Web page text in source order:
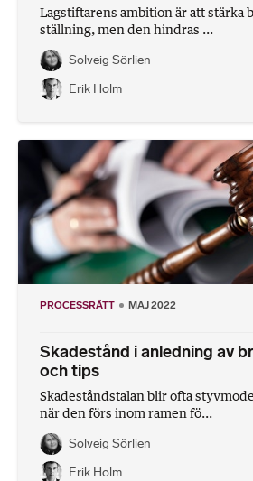
Lagstiftarens ambition är att stärka
ställning, men den hindras ...
Solveig Sörlien
Erik Holm
PROCESSRÄTT MAJ 2022
Skadestånd i anledning av
och tips
Skadeståndstalan blir ofta
när den förs inom ramen fö...
Solveig Sörlien
Erik Holm